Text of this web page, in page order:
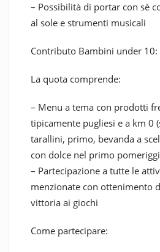
– Possibilità di portar con sè
al sole e strumenti musicali
Contributo Bambini under
La quota comprende:
– Menu a tema con prodotti
tipicamente pugliesi e a km 0
tarallini, primo, bevanda a
con dolce nel primo
– Partecipazione a tutte le
menzionate con ottenimento
vittoria ai giochi
Come partecipare: